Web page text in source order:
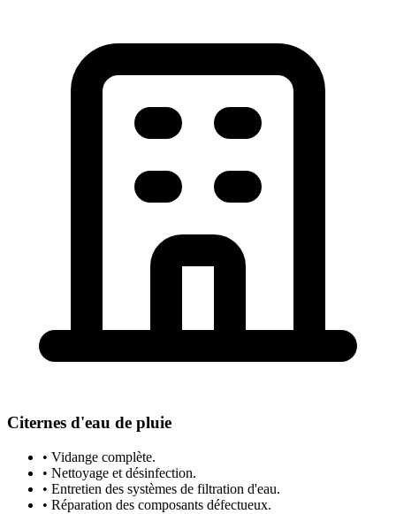
Citernes d'eau de pluie
• Vidange complète.
• Nettoyage et désinfection.
• Entretien des systèmes de filtration d'eau.
• Réparation des composants défectueux.